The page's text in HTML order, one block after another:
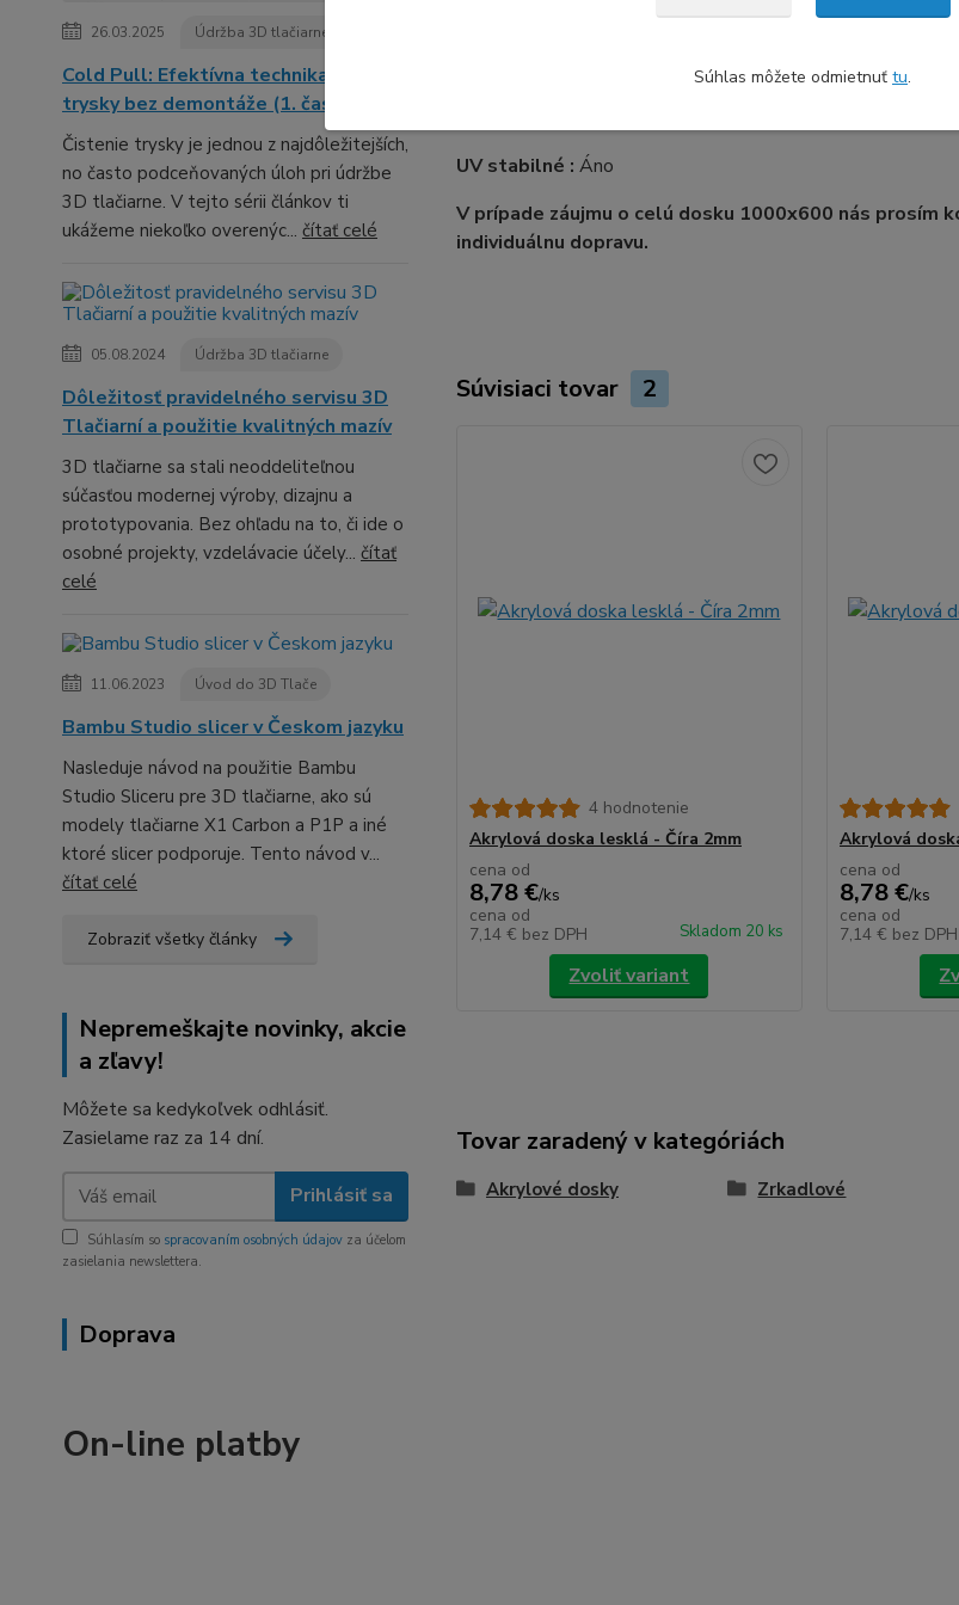
26.03.2025 Údržba 3D tlačiarne
Cold Pull: Efektívna technika čistenia
trysky bez demontáže (1. časť série)
Čistenie trysky je jednou z najdôležitejších,
no často podceňovaných úloh pri údržbe
3D tlačiarne. V tejto sérii článkov ti
ukážeme niekoľko overenýc... čítať celé
05.08.2024 Údržba 3D tlačiarne
Dôležitosť pravidelného servisu 3D
Tlačiarní a použitie kvalitných mazív
3D tlačiarne sa stali neoddeliteľnou
súčasťou modernej výroby, dizajnu a
prototypovania. Bez ohľadu na to, či ide o
osobné projekty, vzdelávacie účely... čítať
celé
11.06.2023 Úvod do 3D Tlače
Bambu Studio slicer v Českom jazyku
Nasleduje návod na použitie Bambu
Studio Sliceru pre 3D tlačiarne, ako sú
modely tlačiarne X1 Carbon a P1P a iné
ktoré slicer podporuje. Tento návod v...
čítať celé
Zobraziť všetky články
Nepremeškajte novinky, akcie
a zľavy!
Môžete sa kedykoľvek odhlásiť.
Zasielame raz za 14 dní.
Prihlásiť sa
Súhlasím so spracovaním osobných údajov za účelom
zasielania newslettera.
Doprava
On-line platby
Extrudované XT / Recyklovatelné
UV stabilné : Áno
V prípade záujmu o celú dosku 1000x600 nás
individuálnu dopravu.
Súvisiaci tovar 2
4 hodnotenie
Akrylová doska lesklá - Číra 2mm
cena od
8,78 €/ks
cena od
7,14 € bez DPH Skladom 20 ks
Zvoliť variant
Akrylová
cena od
8,78 €/ks
cena od
7,14 € bez DPH
Tovar zaradený v kategóriách
Akrylové dosky Zrkadlové
Súhlas môžete odmietnuť tu.